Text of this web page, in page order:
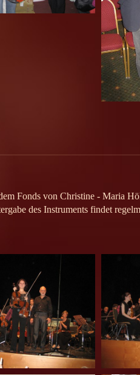
Fonds von Christine - Maria
des Instruments findet